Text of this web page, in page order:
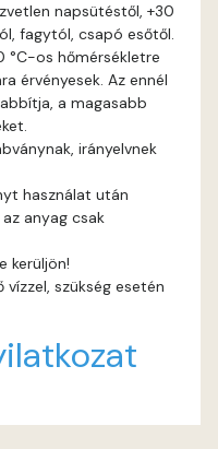
E
green E
C
yellow E
napsütéstől, +30
fagytól, csapó esőtől.
°C-os hőmérsékletre
érvényesek. Az ennél
a magasabb
irányelvnek
használat után
anyag csak
kerüljön!
szükség esetén